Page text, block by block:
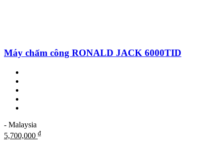
Máy chấm công RONALD JACK 6000TID
- Malaysia
5,700,000 ₫